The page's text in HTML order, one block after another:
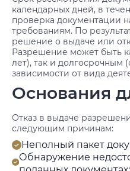
календарных дней, в
проверка документации
требованиям. По
решение о выдаче или
Разрешение может быть
лет), так и долгосрочным
зависимости от вида
Основания
Отказ в выдаче
следующим причинам:
Неполный пакет
Обнаружение